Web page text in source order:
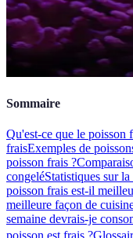
Sommaire
Qu'est-ce que le poisson
fraisExemples de
poisson frais ?
congeléStatistiques sur
poisson frais est-il
meilleure façon de
semaine devrais-je